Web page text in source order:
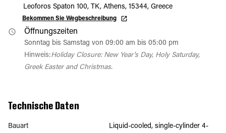
Leoforos Spaton 100, TK, Athens, 15344, Greece
Bekommen Sie Wegbeschreibung
Öffnungszeiten
Sonntag bis Samstag von 09:00 am bis 05:00 pm
Hinweis:Holiday Closure: New Year's Day, Holy Saturday,
Greek Easter and Christmas.
Technische Daten
Bauart
Liquid-cooled, single-cylinder 4-